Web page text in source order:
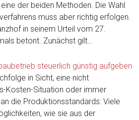
der beiden Methoden. Die Wahl
muss aber richtig erfolgen.
in seinem Urteil vom 27.
betont. Zunächst gilt…
steuerlich günstig aufgeben
in Sicht, eine nicht
Kosten-Situation oder immer
die Produktionsstandards: Viele
wie sie aus der